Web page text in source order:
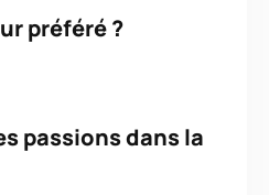
préféré ?
passions dans la